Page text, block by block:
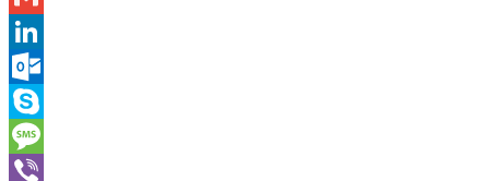
Gmail
LinkedIn
Outlook.com
Skype
Message